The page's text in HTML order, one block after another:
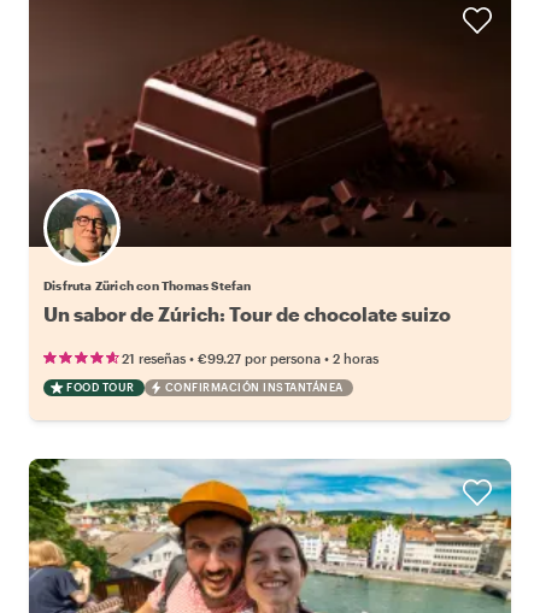
Disfruta Zürich con Thomas Stefan
Un sabor de Zúrich: Tour de chocolate suizo
21 reseñas • €99.27 por persona • 2 horas
FOOD TOUR CONFIRMACIÓN INSTANTÁNEA